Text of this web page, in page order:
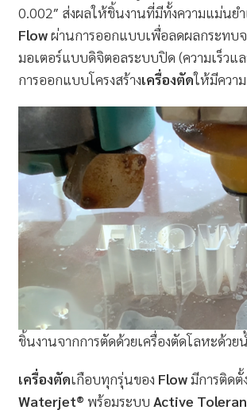
0.002″ ส่งผลให้ชิ้นงานที่มีทั้งความแม่นย
Flowผ่านการออกแบบเพื่อลดผลกระทบ
มอเตอร์แบบดิจิตอลระบบปิด (ความเร็วแ
การออกแบบโครงสร้างเครื่องตัดให้มีควา
ชิ้นงานจากการตัดด้วยเครื่องตัดโลหะด้วย
เครื่องตัดเกือบทุกรุ่นของ Flowมีการติดตั้
Waterjet® พร้อมระบบ Active